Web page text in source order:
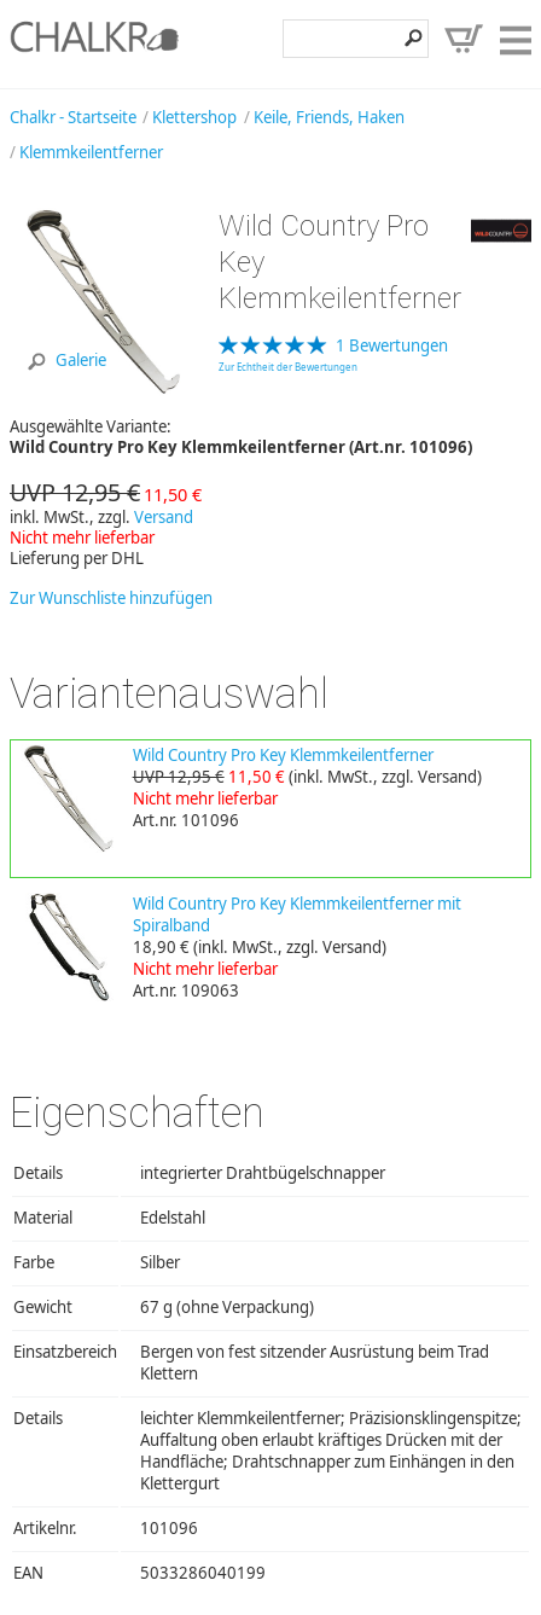
Hilfe, Kontakt
Kundenbereich
Chalkr - Startseite Klettershop
Keile, Friends, Haken
Klemmkeilentferner
Galerie
Wild Country Pro
Key
Klemmkeilentferner
1 Bewertungen
Zur Echtheit der Bewertungen
Ausgewählte Variante:
Wild Country Pro Key Klemmkeilentferner (Art.nr. 101096)
UVP 12,95 € 11,50 €
inkl. MwSt., zzgl. Versand
Nicht mehr lieferbar
Lieferung per DHL
Zur Wunschliste hinzufügen
Variantenauswahl
Wild Country Pro Key Klemmkeilentferner
UVP 12,95 € 11,50 €(inkl. MwSt., zzgl. Versand)
Nicht mehr lieferbar
Art.nr. 101096
Wild Country Pro Key Klemmkeilentferner mit
Spiralband
18,90 €(inkl. MwSt., zzgl. Versand)
Nicht mehr lieferbar
Art.nr. 109063
Eigenschaften
Details integrierter Drahtbügelschnapper
Material Edelstahl
Farbe Silber
Gewicht 67 g (ohne Verpackung)
Einsatzbereich
Bergen von fest sitzender Ausrüstung beim Trad
Klettern
Details
leichter Klemmkeilentferner; Präzisionsklingenspitze;
Auffaltung oben erlaubt kräftiges Drücken mit der
Handfläche; Drahtschnapper zum Einhängen in den
Klettergurt
Artikelnr. 101096
EAN 5033286040199